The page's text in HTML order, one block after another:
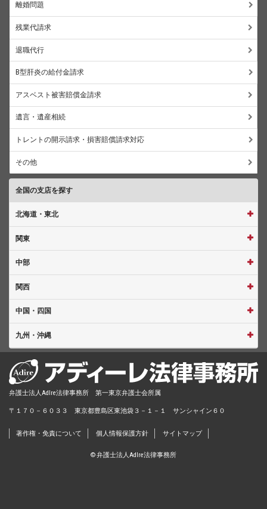
離婚問題
残業代請求
退職代行
B型肝炎の給付金請求
アスベスト被害賠償金請求
遺言・遺産相続
トレントの開示請求・損害賠償請求対応
その他
全国の支店を探す
北海道・東北
関東
中部
関西
中国・四国
九州・沖縄
弁護士法人AdIre法律事務所 第一東京弁護士会所属
〒１７０－６０３３ 東京都豊島区東池袋３－１－１ サンシャイン６０
著作権・免責について 個人情報保護方針 サイトマップ
© 弁護士法人AdIre法律事務所